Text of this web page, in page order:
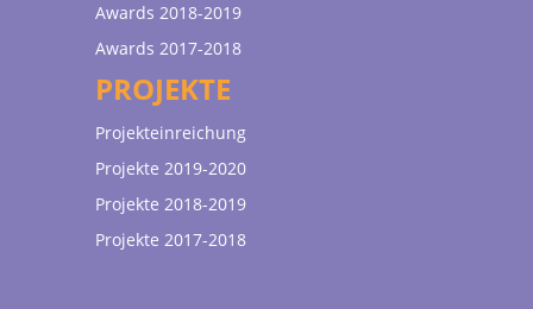
Awards 2018-2019
Awards 2017-2018
PROJEKTE
Projekteinreichung
Projekte 2019-2020
Projekte 2018-2019
Projekte 2017-2018